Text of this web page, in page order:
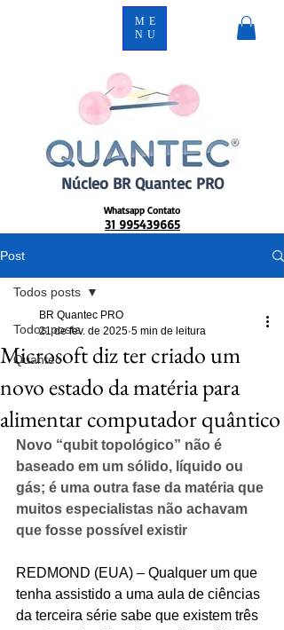
Núcleo BR Quantec PRO
Whatsapp Contato
31 995439665
ME
NU
Post
Todos posts
Quantec
Todos posts
Microsoft diz ter criado um
novo estado da matéria para
alimentar computador quântico
BR Quantec PRO
21 de fev. de 2025 5 min de leitura
Novo “qubit topológico” não é
baseado em um sólido, líquido ou
gás; é uma outra fase da matéria que
muitos especialistas não achavam
que fosse possível existir
REDMOND (EUA) – Qualquer um que
tenha assistido a uma aula de ciências
da terceira série sabe que existem três